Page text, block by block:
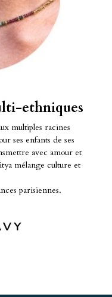
ethniques
multiples racines
ses enfants de ses
avec amour et
mélange culture et
parisiennes.